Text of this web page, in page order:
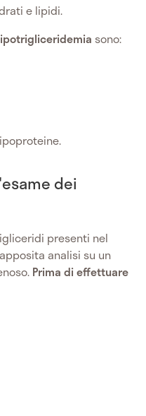
e lipidi.
sono:
dei
presenti nel
analisi su un
Prima di effettuare